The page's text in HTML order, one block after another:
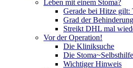
Leben mit einem Stoma?
Gerade bei Hitze gilt:
Grad der Behinderung
Streikt DHL mal
Vor der Operation!
Die Kliniksuche
Die
Wichtiger Hinweis